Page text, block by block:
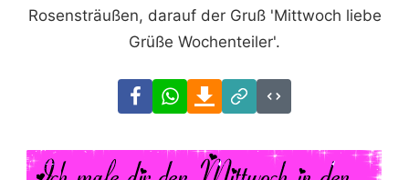
Rosensträußen, darauf der Gruß 'Mittwoch liebe
Grüße Wochenteiler'.
FacebookWhatsAppDownload
Link
Code